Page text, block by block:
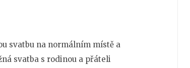
svatbu na normálním místě a
svatba s rodinou a přáteli